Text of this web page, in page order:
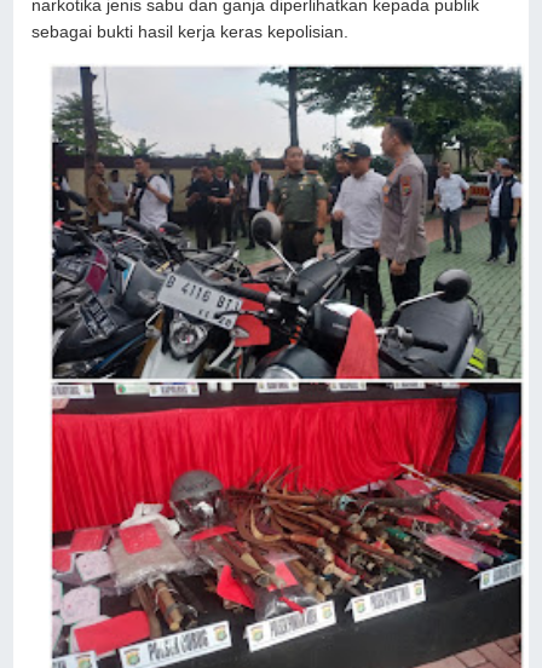
narkotika jenis sabu dan ganja diperlihatkan kepada publik
sebagai bukti hasil kerja keras kepolisian.